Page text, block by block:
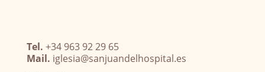
Tel. +34 963 92 29 65
Mail. iglesia@sanjuandelhospital.es